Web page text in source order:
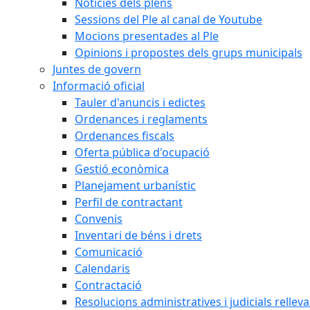
Sessions del Ple al canal de Youtube
Mocions presentades al Ple
Opinions i propostes dels grups municipals
Juntes de govern
Informació oficial
Tauler d'anuncis i edictes
Ordenances i reglaments
Ordenances fiscals
Oferta pública d'ocupació
Gestió econòmica
Planejament urbanístic
Perfil de contractant
Convenis
Inventari de béns i drets
Comunicació
Calendaris
Contractació
Resolucions administratives i judicials